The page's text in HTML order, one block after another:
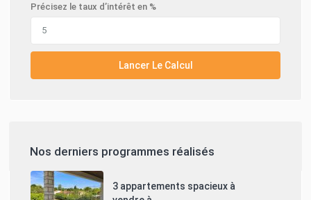
Précisez le taux d’intérêt en %
Lancer Le Calcul
Nos derniers programmes réalisés
3 appartements spacieux à